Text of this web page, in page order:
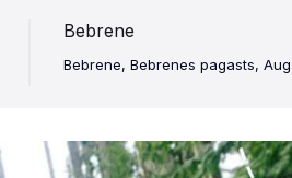
Bebrene
Bebrene, Bebrenes pagasts,